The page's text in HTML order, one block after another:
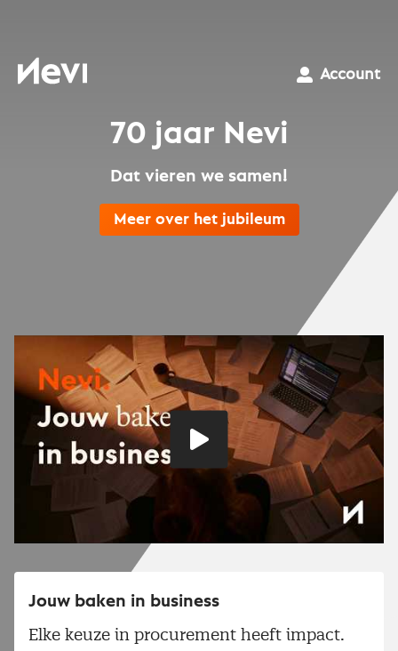
Nevi
Account
70 jaar Nevi
Dat vieren we samen!
Meer over het jubileum
Speel
video
Jouw baken in business
Elke keuze in procurement heeft impact.